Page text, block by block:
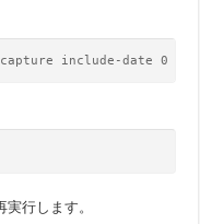
include-date 0
行します。